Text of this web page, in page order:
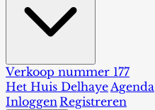
Verkoop nummer 177
Het Huis DelhayeAgenda
InloggenRegistreren